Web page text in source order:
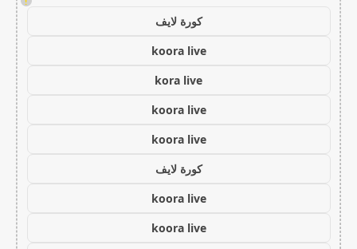
كورة لايف
koora live
kora live
koora live
koora live
كورة لايف
koora live
koora live